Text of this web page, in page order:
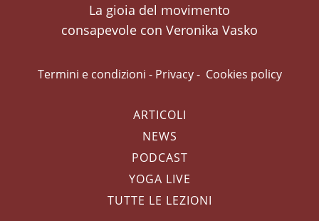
La gioia del movimento
consapevole con Veronika Vasko
Termini e condizioni - Privacy- Cookies policy
ARTICOLI
NEWS
PODCAST
YOGA LIVE
TUTTE LE LEZIONI